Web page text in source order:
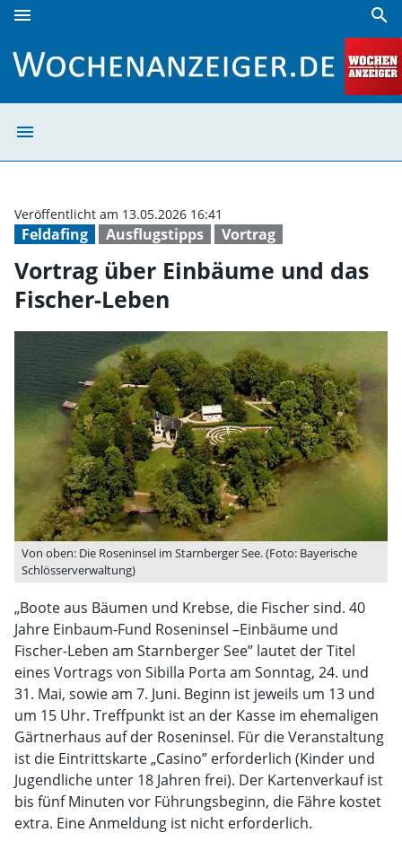
menu search
menu
Feldafing Ausflugstipps Vortrag
Veröffentlicht am 13.05.2026 16:41
Vortrag über Einbäume und das
Fischer-Leben
Von oben: Die Roseninsel im Starnberger See. (Foto: Bayerische
Schlösserverwaltung)
„Boote aus Bäumen und Krebse, die Fischer sind. 40
Jahre Einbaum-Fund Roseninsel –Einbäume und
Fischer-Leben am Starnberger See” lautet der Titel
eines Vortrags von Sibilla Porta am Sonntag, 24. und
31. Mai, sowie am 7. Juni. Beginn ist jeweils um 13 und
um 15 Uhr. Treffpunkt ist an der Kasse im ehemaligen
Gärtnerhaus auf der Roseninsel. Für die Veranstaltung
ist die Eintrittskarte „Casino” erforderlich (Kinder und
Jugendliche unter 18 Jahren frei). Der Kartenverkauf ist
bis fünf Minuten vor Führungsbeginn, die Fähre kostet
extra. Eine Anmeldung ist nicht erforderlich.